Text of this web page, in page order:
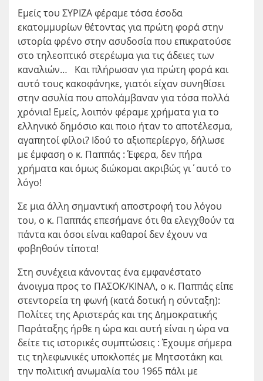
Εμείς του ΣΥΡΙΖΑ φέραμε τόσα έσοδα
εκατομμυρίων θέτοντας για πρώτη φορά στην
ιστορία φρένο στην ασυδοσία που επικρατούσε
στο τηλεοπτικό στερέωμα για τις άδειες των
καναλιών… Και πλήρωσαν για πρώτη φορά και
αυτό τους κακοφάνηκε, γιατόι είχαν συνηθίσει
στην ασυλία που απολάμβαναν για τόσα πολλά
χρόνια! Εμείς, λοιπόν φέραμε χρήματα για το
ελληνικό δημόσιο και ποιο ήταν το αποτέλεσμα,
αγαπητοί φίλοι? Ιδού το αξιοπερίεργο, δήλωσε
με έμφαση ο κ. Παππάς : Έφερα, δεν πήρα
χρήματα και όμως διώκομαι ακριβώς γι΄αυτό το
λόγο!
Σε μια άλλη σημαντική αποστροφή του λόγου
του, ο κ. Παππάς επεσήμανε ότι θα ελεγχθούν τα
πάντα και όσοι είναι καθαροί δεν έχουν να
φοβηθούν τίποτα!
Στη συνέχεια κάνοντας ένα εμφανέστατο
άνοιγμα προς το ΠΑΣΟΚ/ΚΙΝΑΛ, ο κ. Παππάς είπε
στεντορεία τη φωνή (κατά δοτική η σύνταξη):
Πολίτες της Αριστεράς και της Δημοκρατικής
Παράταξης ήρθε η ώρα και αυτή είναι η ώρα να
δείτε τις ιστορικές συμπτώσεις : Έχουμε σήμερα
τις τηλεφωνικές υποκλοπές με Μητσοτάκη και
την πολιτική ανωμαλία του 1965 πάλι με